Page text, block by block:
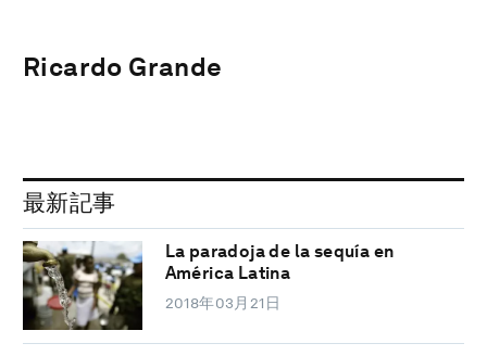
Ricardo Grande
最新記事
La paradoja de la sequía en
América Latina
2018年03月21日